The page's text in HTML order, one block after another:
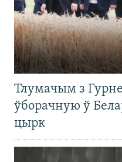
Тлумачым з
ўборачную ў
цырк